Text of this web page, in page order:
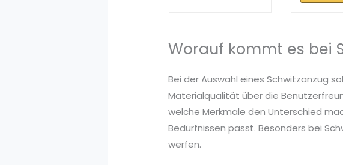
Worauf kommt es bei
Bei der Auswahl eines Schwitzanzug
Materialqualität über die
welche Merkmale den Unterschied
Bedürfnissen passt. Besonders bei
werfen.